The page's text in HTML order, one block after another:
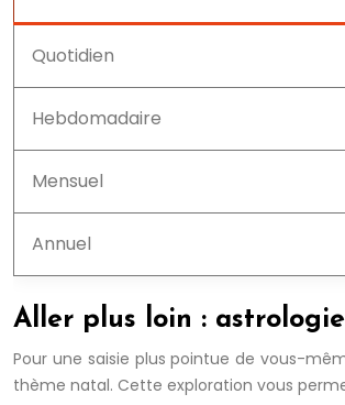
Quotidien
Hebdomadaire
Mensuel
Annuel
Aller plus loin :
Pour une saisie plus pointue de vous-
thème natal. Cette exploration vous